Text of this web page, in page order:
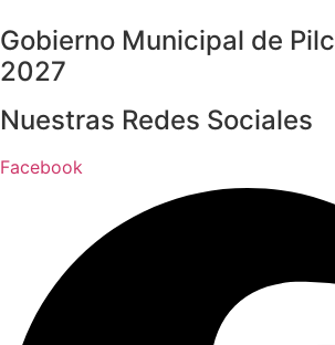
Gobierno Municipal de
2027
Nuestras Redes Sociales
Facebook